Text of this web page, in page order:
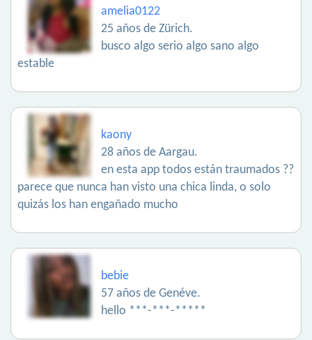
amelia0122
25 años de Zürich.
busco algo serio algo sano algo
estable
kaony
28 años de Aargau.
en esta app todos están traumados ??
parece que nunca han visto una chica linda, o solo
quizás los han engañado mucho
bebie
57 años de Genéve.
hello ***-***-*****